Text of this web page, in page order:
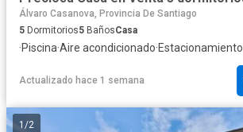
Álvaro Casanova, Provincia De Santiago
5 Dormitorios5 BañosCasa
·Piscina·Aire acondicionado·Estacionamiento
Actualizado hace 1 semana
1 /2